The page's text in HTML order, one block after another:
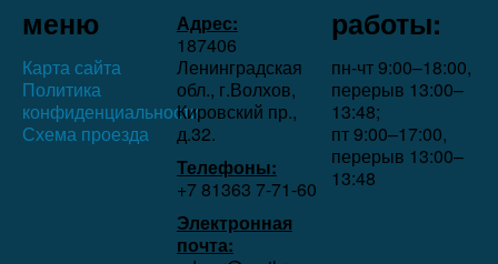
меню
Карта сайта
Политика
конфиденциальности
Схема проезда
Адрес:
187406
Ленинградская
обл., г.Волхов,
Кировский пр.,
д.32.
Телефоны:
+7 81363 7‑71-60
Электронная
почта:
работы:
пн-чт 9:00–18:00,
перерыв 13:00–
13:48;
пт 9:00–17:00,
перерыв 13:00–
13:48